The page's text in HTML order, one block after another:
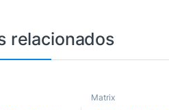
relacionados
Matrix